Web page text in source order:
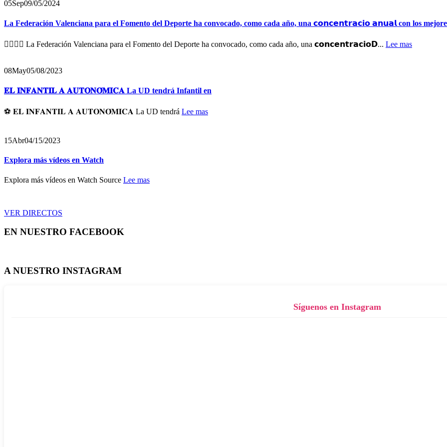
05Sep09/05/2024
La Federación Valenciana para el Fomento del Deporte ha convocado, como cada año, una 𝗰𝗼𝗻𝗰𝗲𝗻𝘁𝗿𝗮𝗰𝗶𝗼 𝗮𝗻𝘂𝗮𝗹 con los
🏋️‍♀️🏋️‍♂️ La Federación Valenciana para el Fomento del Deporte ha convocado, como cada año, una 𝗰𝗼𝗻𝗰𝗲𝗻𝘁𝗿𝗮𝗰𝗶𝗼𝗗... Lee mas
08May05/08/2023
𝐄𝐋 𝐈𝐍𝐅𝐀𝐍𝐓𝐈𝐋 𝐀 𝐀𝐔𝐓𝐎𝐍𝐎́𝐌𝐈𝐂𝐀 La UD tendrá Infantil en
⚽️ 𝐄𝐋 𝐈𝐍𝐅𝐀𝐍𝐓𝐈𝐋 𝐀 𝐀𝐔𝐓𝐎𝐍𝐎́𝐌𝐈𝐂𝐀 La UD tendrá Lee mas
15Abr04/15/2023
Explora más vídeos en Watch
Explora más vídeos en Watch Source Lee mas
VER DIRECTOS
EN NUESTRO FACEBOOK
A NUESTRO INSTAGRAM
Síguenos en Instagram